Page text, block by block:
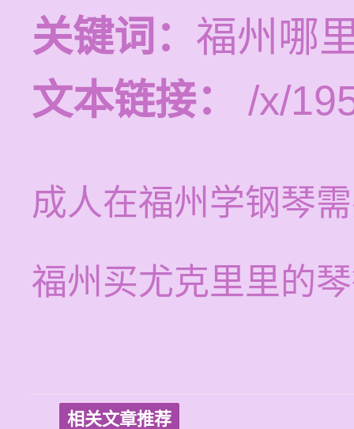
关键词： 福州哪
文本链接：
/x/
成人在福州学钢琴
福州买尤克里里的
相关文章推荐